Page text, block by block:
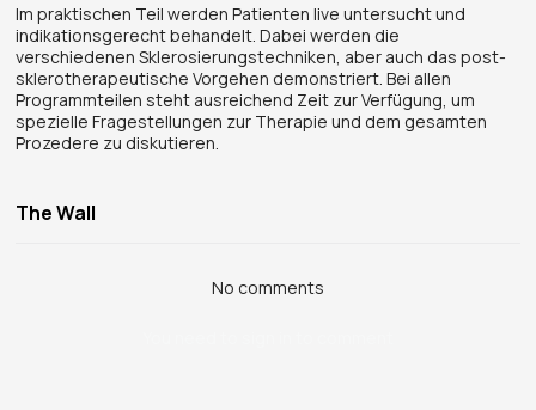
Im praktischen Teil werden Patienten live untersucht und
indikationsgerecht behandelt. Dabei werden die
verschiedenen Sklerosierungstechniken, aber auch das post-
sklerotherapeutische Vorgehen demonstriert. Bei allen
Programmteilen steht ausreichend Zeit zur Verfügung, um
spezielle Fragestellungen zur Therapie und dem gesamten
Prozedere zu diskutieren.
The Wall
No comments